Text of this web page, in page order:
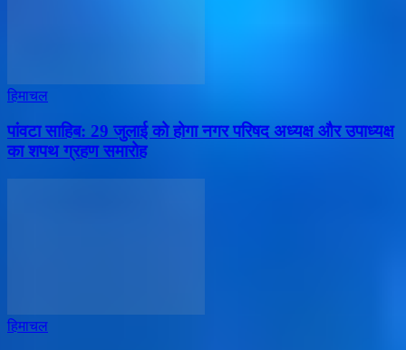
हिमाचल
पांवटा साहिब: 29 जुलाई को होगा नगर परिषद अध्यक्ष और उपाध्यक्ष
का शपथ ग्रहण समारोह
हिमाचल